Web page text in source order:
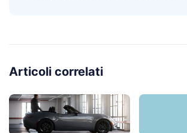
Articoli correlati